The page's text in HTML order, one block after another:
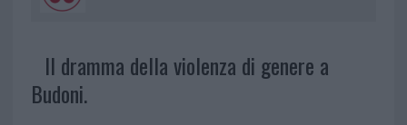
Il dramma della violenza di genere a
Budoni.